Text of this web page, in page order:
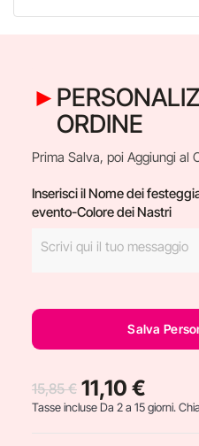
ORDINE
Prima Salva, poi Aggiungi al
Inserisci il Nome dei
evento-Colore dei Nastri
Salva
15,85 € 11,10 €
Tasse incluseDa 2 a 15 giorni.